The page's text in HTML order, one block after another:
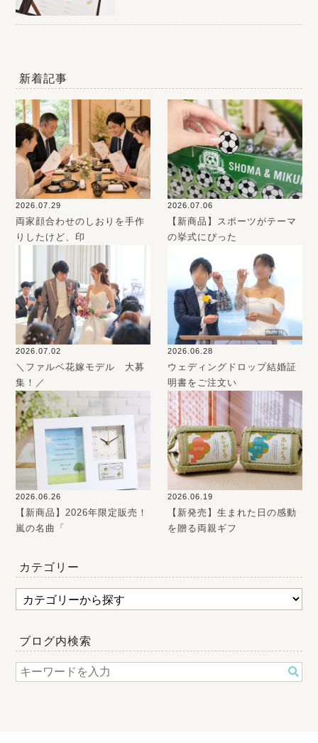
新着記事
2026.07.29
両家顔合わせのしおりを手作
りしたけど、印
2026.07.06
【新商品】スポーツがテーマ
の挙式にぴった
2026.07.02
＼ファルベ花嫁モデル 大募
集！／
2026.06.28
ウェディングドロップ結婚証
明書をご注文い
2026.06.26
【新商品】2026年限定販売！
嵐の名曲「
2026.06.19
【新発売】生まれた日の感動
を贈る両親ギフ
カテゴリー
ブログ内検索